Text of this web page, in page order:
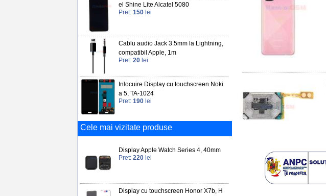
el Shine Lite Alcatel 5080
Pret: 150 lei
Cablu audio Jack 3.5mm la Lightning,
compatibil Apple, 1m
Pret: 20 lei
Inlocuire Display cu touchscreen Noki
a 5, TA-1024
Pret: 190 lei
Cele mai vizitate produse
Display Apple Watch Series 4, 40mm
Pret: 220 lei
Display cu touchscreen Honor X7b, H